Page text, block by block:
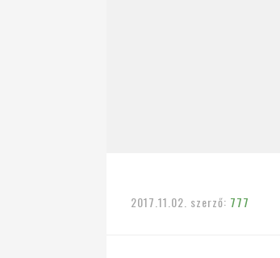
2017.11.02. szerző: 777